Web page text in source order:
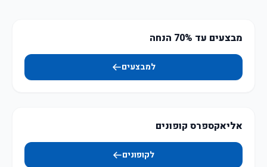
מבצעים עד 70% הנחה
למבצעים
אליאקספרס קופונים
לקופונים